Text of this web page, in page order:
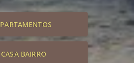
CASA BAIRRO